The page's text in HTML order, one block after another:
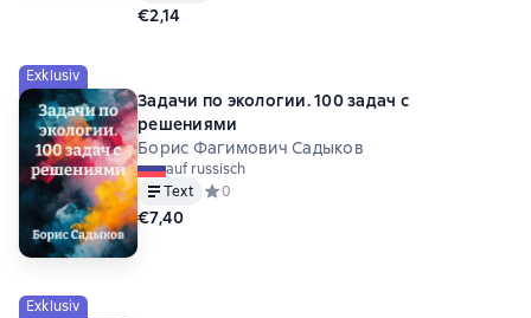
€2,14
Exklusiv
Задачи по экологии. 100 задач с
решениями
Борис Фагимович Садыков
auf russisch
Text
Средний рейтинг 0 на основе 0 оценок
0
€7,40
Exklusiv